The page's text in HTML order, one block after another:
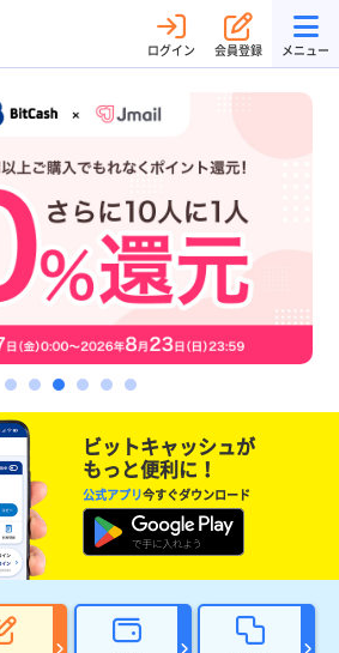
ログイン 会員登録 メニュー
ビットキャッシュが
もっと便利に！
公式アプリ今すぐダウンロード